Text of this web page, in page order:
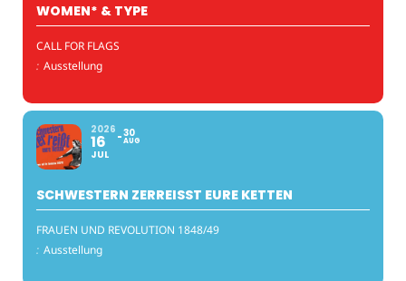
WOMEN* & TYPE
CALL FOR FLAGS
: Ausstellung
2026
16
JUL
30
AUG
SCHWESTERN ZERREISST EURE KETTEN
FRAUEN UND REVOLUTION 1848/49
: Ausstellung